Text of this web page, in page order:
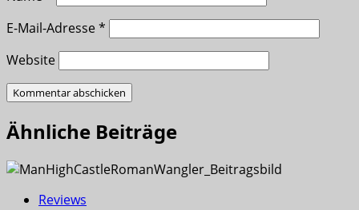
E-Mail-Adresse*
Website
Ähnliche Beiträge
Reviews